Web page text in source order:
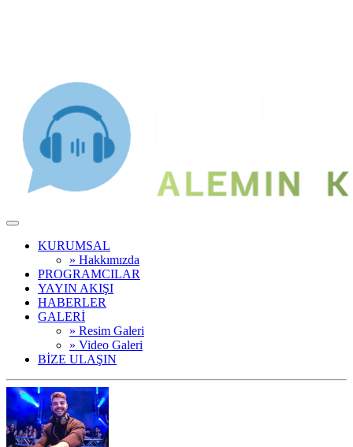
KURUMSAL
» Hakkımızda
PROGRAMCILAR
YAYIN AKIŞI
HABERLER
GALERİ
» Resim Galeri
» Video Galeri
BİZE ULAŞIN